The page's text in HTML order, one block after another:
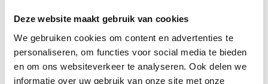
Deze website maakt gebruik van cookies
We gebruiken cookies om content en advertenties te
personaliseren, om functies voor social media te bieden
en om ons websiteverkeer te analyseren. Ook delen we
informatie over uw gebruik van onze site met onze